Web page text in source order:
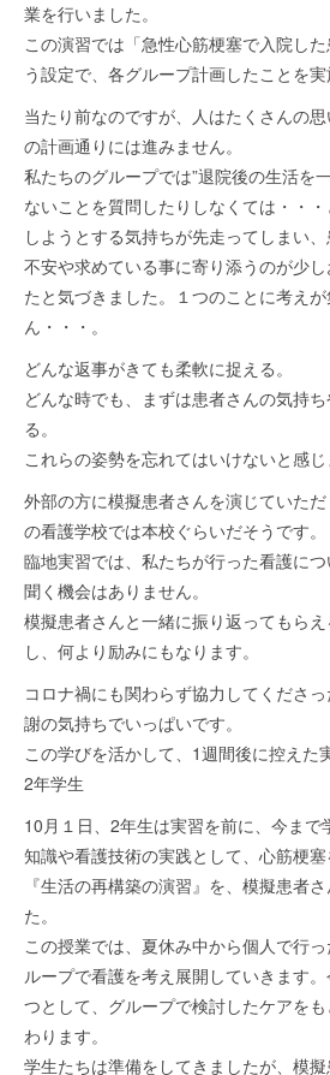
業を行いました。
この演習では「急性心筋梗塞で入院し
う設定で、各グループ計画したことを実
当たり前なのですが、人はたくさんの
の計画通りには進みません。
私たちのグループでは”退院後の生活を
ないことを質問したりしなくては・・
しようとする気持ちが先走ってしまい
不安や求めている事に寄り添うのが少
たと気づきました。１つのことに考え
ん・・・。
どんな返事がきても柔軟に捉える。
どんな時でも、まずは患者さんの気持
る。
これらの姿勢を忘れてはいけないと感じ
外部の方に模擬患者さんを演じていた
の看護学校では本校ぐらいだそうです。
臨地実習では、私たちが行った看護に
聞く機会はありません。
模擬患者さんと一緒に振り返ってもら
し、何より励みにもなります。
コロナ禍にも関わらず協力してくださ
謝の気持ちでいっぱいです。
この学びを活かして、1週間後に控えた
2年学生
10月１日、2年生は実習を前に、今まで
知識や看護技術の実践として、心筋梗
『生活の再構築の演習』を、模擬患者
た。
この授業では、夏休み中から個人で行
ループで看護を考え展開していきます
つとして、グループで検討したケアを
わります。
学生たちは準備をしてきましたが、模